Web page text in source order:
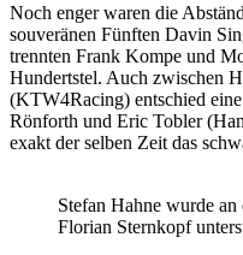
Noch enger waren die
souveränen Fünften Davin
trennten Frank Kompe und
Hundertstel. Auch zwischen
(KTW4Racing) entschied
Rönforth und Eric Tobler
exakt der selben Zeit das
Stefan Hahne wurde
Florian Sternkopf